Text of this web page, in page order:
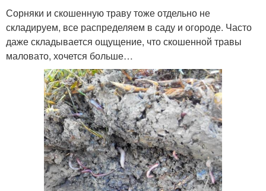
Сорняки и скошенную траву тоже отдельно не
складируем, все распределяем в саду и огороде. Часто
даже складывается ощущение, что скошенной травы
маловато, хочется больше…